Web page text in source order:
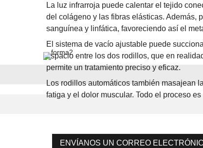
La luz infrarroja puede calentar el tejido
del colágeno y las fibras elásticas. Además,
sanguínea y linfática, favoreciendo así el
El sistema de vacío ajustable puede
espacio entre los dos rodillos, que en
permite un tratamiento preciso y eficaz.
Los rodillos automáticos también masajean
fatiga y el dolor muscular. Todo el proceso
ENVÍANOS UN CORREO